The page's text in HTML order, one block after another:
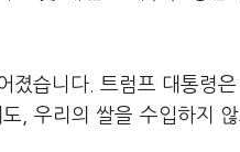
졌습니다. 트럼프 대통령
, 우리의 쌀을 수입하지